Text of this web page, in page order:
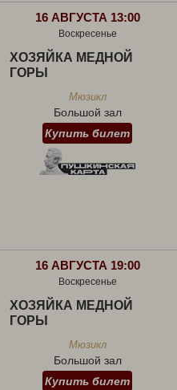
16 АВГУСТА 13:00
Воскресенье
ХОЗЯЙКА МЕДНОЙ
ГОРЫ
Мюзикл
Большой зал
Купить билет
16 АВГУСТА 19:00
Воскресенье
ХОЗЯЙКА МЕДНОЙ
ГОРЫ
Мюзикл
Большой зал
Купить билет